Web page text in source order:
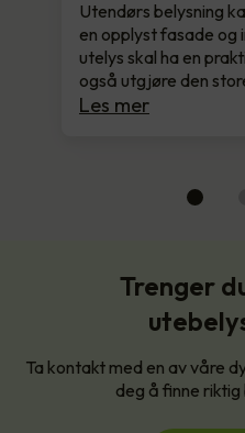
Utendørs belysning
en opplyst fasade og
utelys skal ha en
også utgjøre den
Les mer
Trenger
Ta kontakt med en av våre
deg å finne